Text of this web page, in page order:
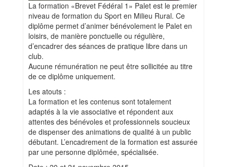
La formation «Brevet Fédéral 1» Palet est le premier
niveau de formation du Sport en Milieu Rural. Ce
diplôme permet d’animer bénévolement le Palet en
loisirs, de manière ponctuelle ou régulière,
d’encadrer des séances de pratique libre dans un
club.
Aucune rémunération ne peut être sollicitée au titre
de ce diplôme uniquement.
Les atouts :
La formation et les contenus sont totalement
adaptés à la vie associative et répondent aux
attentes des bénévoles et professionnels soucieux
de dispenser des animations de qualité à un public
débutant. L’encadrement de la formation est assurée
par une personne diplômée, spécialisée.